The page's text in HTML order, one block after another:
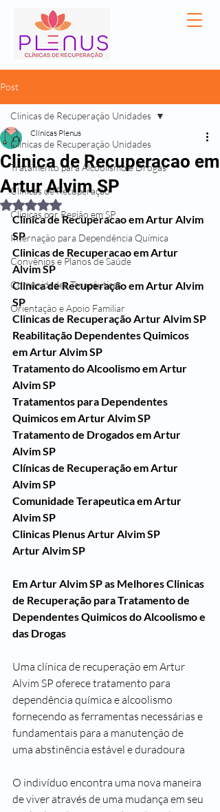
Post
Clinicas de Recuperação Unidades
Tratamento para Alcoolismo e Drogas
Clínicas de Recuperação
Clínicas por Região em SP
Internação para Dependência Química
Convênios e Planos de Saúde
Comunidades Terapêuticas
Orientação e Apoio Familiar
Clinicas de Recuperação Unidades
Clinica de Recuperacao em
Artur Alvim SP
Clínicas Plenus
Avaliado com NaN de 5 estrelas.
Clinica de Recuperacao em Artur Alvim
SP
Clinicas de Recuperacao em Artur
Alvim SP
Clinica de Recuperação em Artur Alvim
SP
Clinicas de Recuperação Artur Alvim SP
Reabilitação Dependentes Quimicos
em Artur Alvim SP
Tratamento do Alcoolismo em Artur
Alvim SP
Tratamentos para Dependentes
Quimicos em Artur Alvim SP
Tratamento de Drogados em Artur
Alvim SP
Clínicas de Recuperação em Artur
Alvim SP
Comunidade Terapeutica em Artur
Alvim SP
Clinicas Plenus Artur Alvim SP
Artur Alvim SP
Em Artur Alvim SP as Melhores Clinicas
de Recuperação para Tratamento de
Dependentes Quimicos do Alcoolismo e
das Drogas
Uma clínica de recuperação em Artur
Alvim SP oferece tratamento para
dependência química e alcoolismo
fornecendo as ferramentas necessárias e
fundamentais para a manutenção de
uma abstinência estável e duradoura
O indivíduo encontra uma nova maneira
de viver através de uma mudança em seu